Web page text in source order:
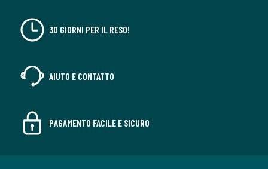
30 GIORNI PER IL RESO!
AIUTO E CONTATTO
PAGAMENTO FACILE E SICURO